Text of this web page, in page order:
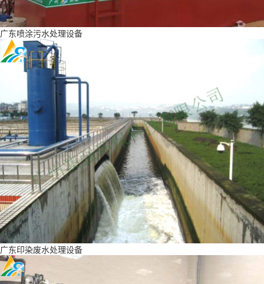
广东喷涂污水处理设备
广东印染废水处理设备